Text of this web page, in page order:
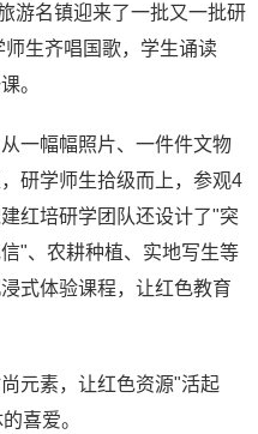
游名镇迎来了一批又一批研
生齐唱国歌，学生诵读
。
一幅幅照片、一件件文物
研学师生拾级而上，参观4
红培研学团队还设计了"突
"、农耕种植、实地写生等
式体验课程，让红色教育
元素，让红色资源"活起
喜爱。